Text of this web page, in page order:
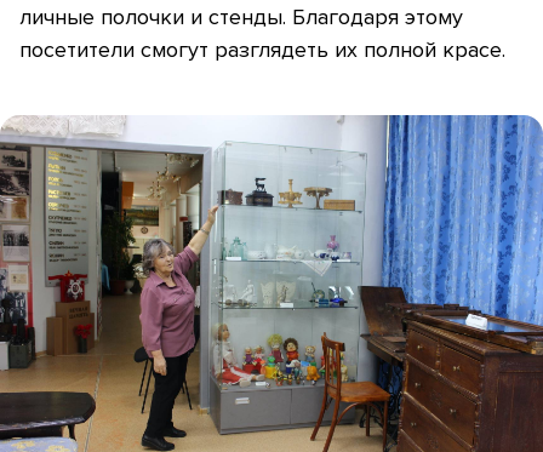
личные полочки и стенды. Благодаря этому
посетители смогут разглядеть их полной красе.